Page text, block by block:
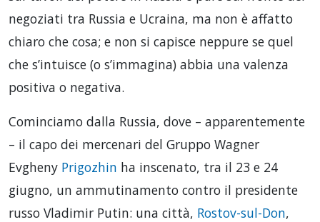
negoziati tra Russia e Ucraina, ma non è affatto
chiaro che cosa; e non si capisce neppure se quel
che s’intuisce (o s’immagina) abbia una valenza
positiva o negativa.
Cominciamo dalla Russia, dove – apparentemente
– il capo dei mercenari del Gruppo Wagner
Evgheny Prigozhin ha inscenato, tra il 23 e 24
giugno, un ammutinamento contro il presidente
russo Vladimir Putin: una città, Rostov-sul-Don,